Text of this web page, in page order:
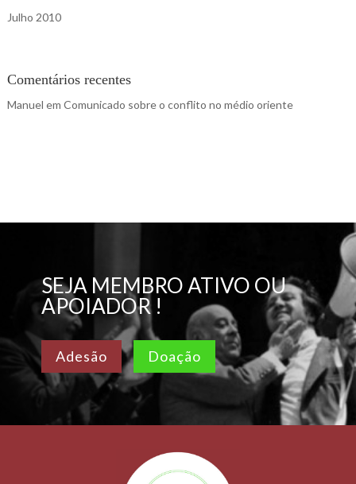
Julho 2010
Comentários recentes
Manuel em Comunicado sobre o conflito no médio oriente
SEJA MEMBRO ATIVO OU
APOIADOR !
Adesão Doação